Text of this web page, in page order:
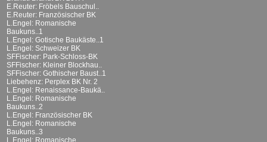
E.Reuter: Fröbels Bauschul..
E.Reuter: Französischer BK
L.Engel: Romanische
Baukuns..1
L.Engel: Gotische Baukäste..1
L.Engel: Schweizer BK
SFFischer: Park-Schloss-BK
SFFischer: Kleiner Blockhau..
SFFischer: Gothischer Baust..1
Liebehenz: Perplex BK Nr. 2
L.Engel: Renaissance-Baukä..
L.Engel: Romanische
Baukuns..2
L.Engel: Französischer BK
L.Engel: Romanische
Baukuns..3
L.Engel: Romanische